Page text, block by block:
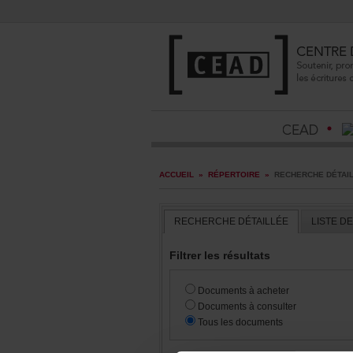
ACCUEIL » RÉPERTOIRE »
RECHERCHEDÉTAILLÉE
Filtrerlesrésultats
Documentsàacheter
Documentsàconsulter
Touslesdocuments